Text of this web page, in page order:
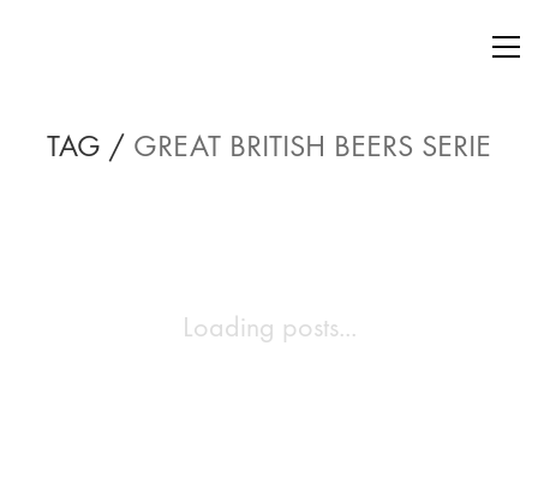
TAG / GREAT BRITISH BEERS SERIE
Loading posts...